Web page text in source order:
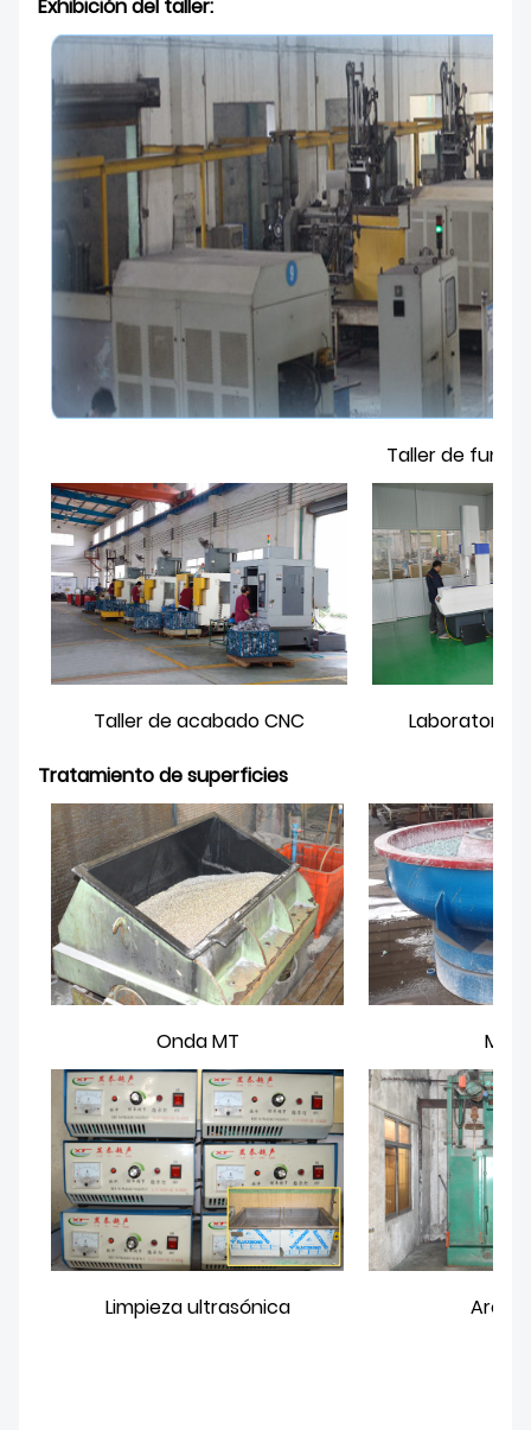
Exhibición del taller:
Taller de
Taller de acabado CNC
Laboratorio
Tratamiento de superficies
Onda MT
Limpieza ultrasónica